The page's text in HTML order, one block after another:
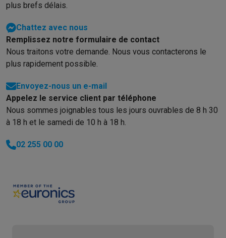
plus brefs délais.
Chattez avec nous
Remplissez notre formulaire de contact
Nous traitons votre demande. Nous vous contacterons le
plus rapidement possible.
Envoyez-nous un e-mail
Appelez le service client par téléphone
Nous sommes joignables tous les jours ouvrables de 8 h 30
à 18 h et le samedi de 10 h à 18 h.
02 255 00 00